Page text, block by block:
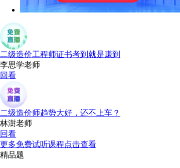
二级造价工程师证书考到就是赚到
李思学老师
回看
二级造价师趋势大好，还不上车？
林澍老师
回看
更多免费试听课程点击查看
精品题